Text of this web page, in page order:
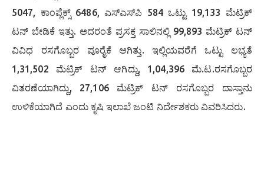
5047, ಕಾಂಪ್ಲೆಕ್ಸ್ 6486, ಎಸ್‍ಎಸ್‍ಪಿ 584 ಒಟ್ಟು 19,133 ಮೆಟ್ರಿಕ್
ಟನ್ ಬೇಡಿಕೆ ಇತ್ತು. ಅದರಂತೆ ಪ್ರಸಕ್ತ ಸಾಲಿನಲ್ಲಿ 99,893 ಮೆಟ್ರಿಕ್ ಟನ್
ವಿವಿಧ ರಸಗೊಬ್ಬರ ಪೂರೈಕೆ ಆಗಿತ್ತು. ಇಲ್ಲಿಯವರೆಗೆ ಒಟ್ಟು ಲಭ್ಯತೆ
1,31,502 ಮೆಟ್ರಿಕ್ ಟನ್ ಆಗಿದ್ದು, 1,04,396 ಮೆ.ಟ.ರಸಗೊಬ್ಬರ
ವಿತರಣೆಯಾಗಿದ್ದು, 27,106 ಮೆಟ್ರಿಕ್ ಟನ್ ರಸಗೊಬ್ಬರ ದಾಸ್ತಾನು
ಉಳಿಕೆಯಾಗಿದೆ ಎಂದು ಕೃಷಿ ಇಲಾಖೆ ಜಂಟಿ ನಿರ್ದೇಶಕರು ವಿವರಿಸಿದರು.